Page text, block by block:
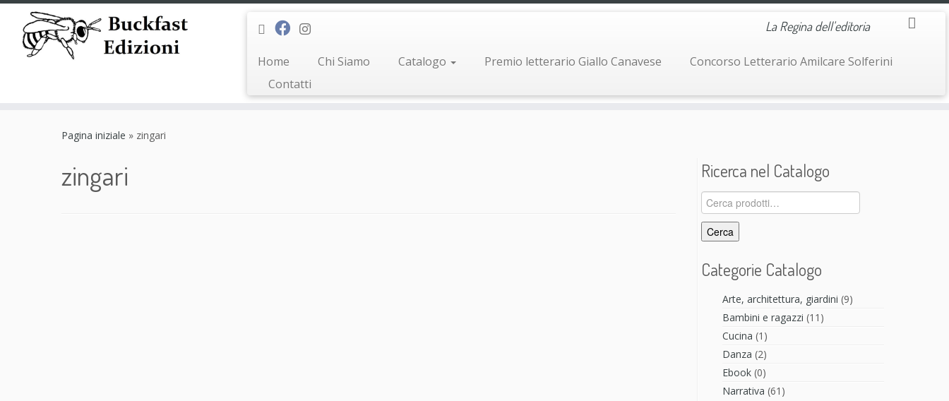
La Regina dell'editoria
Home Chi Siamo Catalogo Premio letterario Giallo Canavese
Concorso Letterario Amilcare Solferini
Contatti
Pagina iniziale » zingari
zingari Ricerca nel Catalogo
Cerca:
Cerca
Categorie Catalogo
Arte, architettura, giardini (9)
Bambini e ragazzi (11)
Cucina (1)
Danza (2)
Ebook (0)
Narrativa (61)